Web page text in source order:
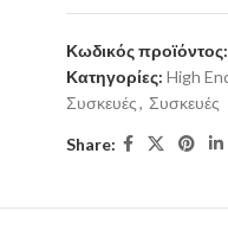
Κωδικός προϊόντος:
Κατηγορίες: High
Συσκευές, Συσκευές
Share: